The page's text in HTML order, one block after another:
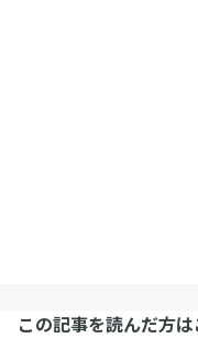
この記事を読んだ方